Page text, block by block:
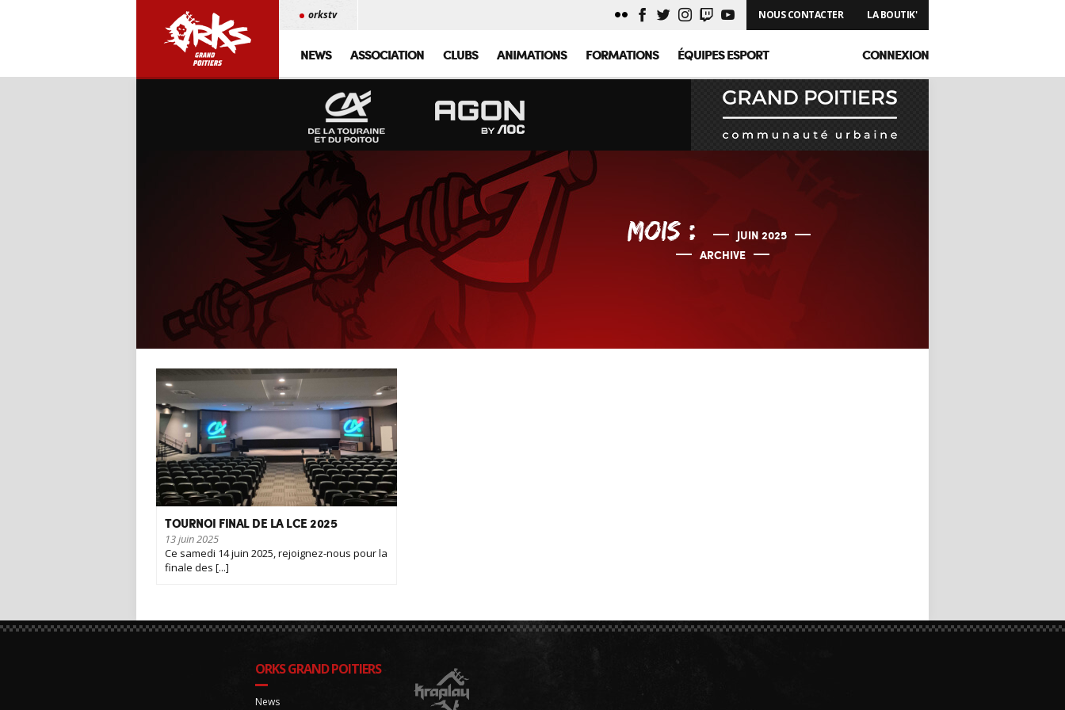
LA BOUTIK'
NOUS CONTACTER
orkstv
NEWS ASSOCIATION CLUBS ANIMATIONS FORMATIONS ÉQUIPES ESPORT CONNEXION
MOIS :
JUIN 2025
ARCHIVE
TOURNOI FINAL DE LA LCE 2025
13 juin 2025
Ce samedi 14 juin 2025, rejoignez-nous pour la
finale des [...]
ORKS GRAND POITIERS
News